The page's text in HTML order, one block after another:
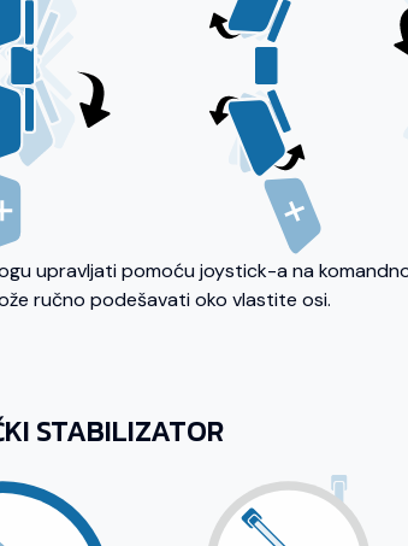
upravljati pomoću joystick-a na
ručno podešavati oko vlastite osi.
STABILIZATOR